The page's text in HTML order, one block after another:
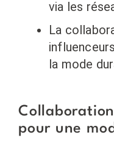
via les
La
la mode
pour une